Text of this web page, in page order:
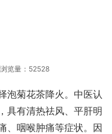
浏览量： 52528
泡菊花茶降火。中医认
具有清热祛风、平肝明
、咽喉肿痛等症状。因